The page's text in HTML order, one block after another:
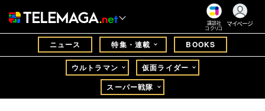
講談社
コクリコ
マイページ
ニュース 特集・連載 BOOKS
ウルトラマン
仮面ライダー
スーパー戦隊